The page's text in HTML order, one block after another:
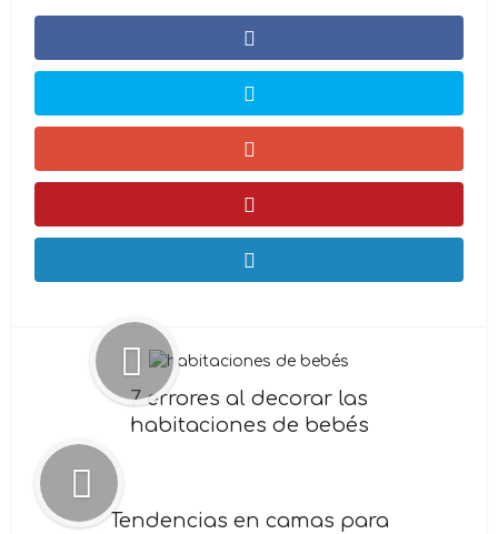
7 errores al decorar las
habitaciones de bebés
Tendencias en camas para